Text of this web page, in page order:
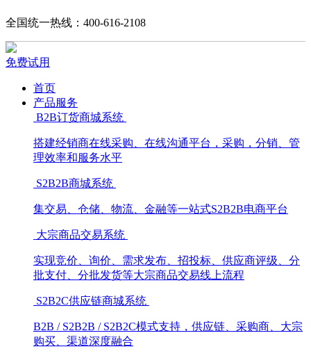
全国统一热线：400-616-2108
免费试用
首页
产品服务
B2B订货商城系统
搭建经销商在线采购、在线沟通平台，采购，分销、管
理效率和服务水平
S2B2B商城系统
集交易、仓储、物流、金融等一站式S2B2B电商平台
大宗商品交易系统
实现竞价、询价、需求发布、招投标、供应商评级、分
批支付、分批发货等大宗商品交易线上流程
S2B2C供应链商城系统
B2B / S2B2B / S2B2C模式支持，供应链、采购商、大宗
购买、渠道深度融合